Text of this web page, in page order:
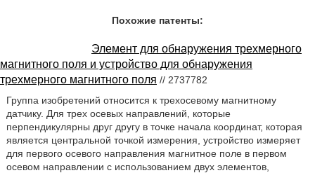
Похожие патенты:
Элемент для обнаружения трехмерного
магнитного поля и устройство для обнаружения
трехмерного магнитного поля // 2737782
Группа изобретений относится к трехосевому магнитному
датчику. Для трех осевых направлений, которые
перпендикулярны друг другу в точке начала координат, которая
является центральной точкой измерения, устройство измеряет
для первого осевого направления магнитное поле в первом
осевом направлении с использованием двух элементов,